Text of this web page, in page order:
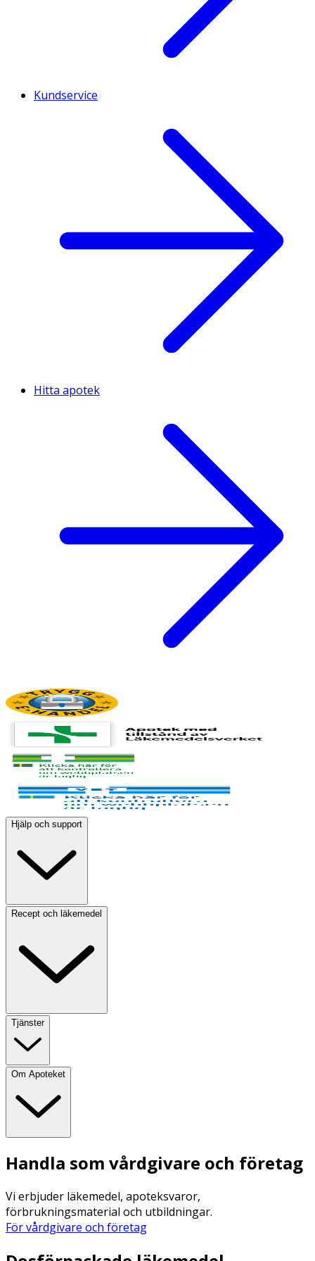
Kundservice
Hitta apotek
Hjälp och support
Recept och läkemedel
Tjänster
Om Apoteket
Handla som vårdgivare och företag
Vi erbjuder läkemedel, apoteksvaror,
förbrukningsmaterial och utbildningar.
För vårdgivare och företag